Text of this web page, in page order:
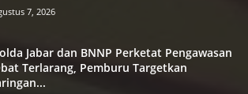
7, 2026
Jabar dan BNNP Perketat Pengawasan
Terlarang, Pemburu Targetkan